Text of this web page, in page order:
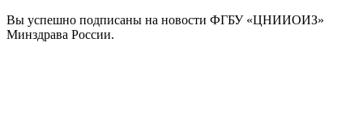
Вы успешно подписаны на новости ФГБУ «ЦНИИОИЗ»
Минздрава России.